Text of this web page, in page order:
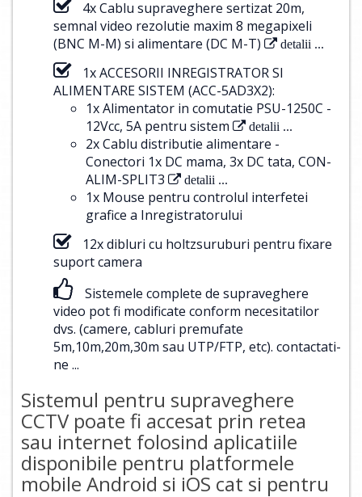
4x Cablu supraveghere sertizat 20m,
semnal video rezolutie maxim 8 megapixeli
(BNC M-M) si alimentare (DC M-T)
detalii ...
1x ACCESORII INREGISTRATOR SI
ALIMENTARE SISTEM (ACC-5AD3X2):
1x Alimentator in comutatie PSU-1250C -
12Vcc, 5A pentru sistem
detalii ...
2x Cablu distributie alimentare -
Conectori 1x DC mama, 3x DC tata, CON-
ALIM-SPLIT3
detalii ...
1x Mouse pentru controlul interfetei
grafice a Inregistratorului
12x dibluri cu holtzsuruburi pentru fixare
suport camera
Sistemele complete de supraveghere
video pot fi modificate conform necesitatilor
dvs. (camere, cabluri premufate
5m,10m,20m,30m sau UTP/FTP, etc). contactati-
ne ...
Sistemul pentru supraveghere
CCTV poate fi accesat prin retea
sau internet folosind aplicatiile
disponibile pentru platformele
mobile Android si iOS cat si pentru